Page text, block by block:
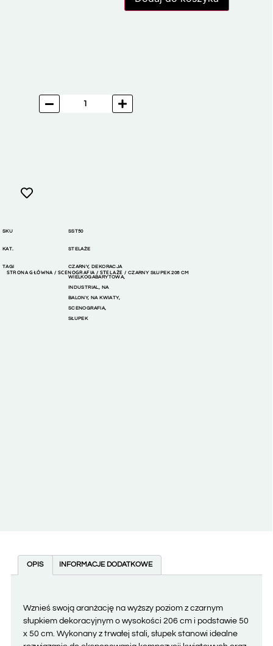
SKU SST50
KAT. STELAŻE
TAGI CZARNY, DEKORACJA
WIELKOGABARYTOWA,
INDUSTRIAL, NA
BALONY, NA KWIATY,
SCENOGRAFIA,
SŁUPEK
STRONA GŁÓWNA /SCENOGRAFIA / STELAŻE / CZARNY SŁUPEK 206 CM
OPIS INFORMACJE DODATKOWE
Wznieś swoją aranżację na wyższy poziom z czarnym
słupkiem dekoracyjnym o wysokości 206 cm i podstawie 50
x 50 cm. Wykonany z trwałej stali, słupek stanowi idealne